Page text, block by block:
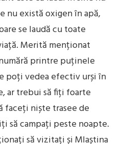
nu există oxigen în apă,
se laudă cu toate
Merită menționat
printre puținele
poți vedea efectiv urși în
ar trebui să fiți foarte
faceți niște trasee de
să campați peste noapte.
să vizitați și Mlaștina